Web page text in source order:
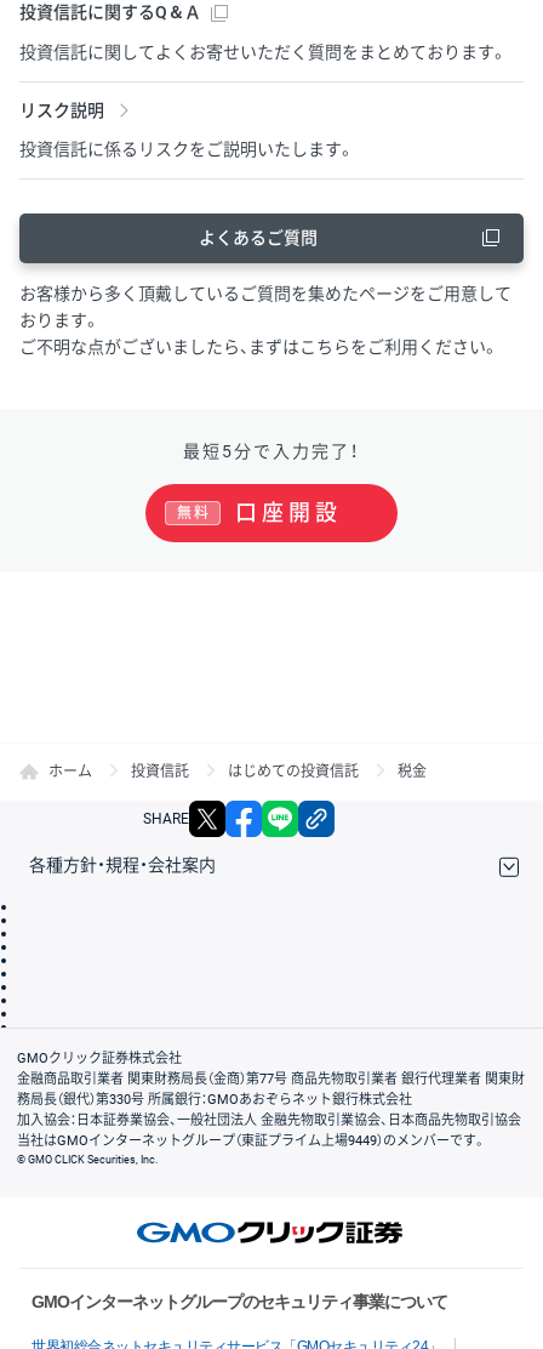
投資信託に関するQ＆Ａ
投資信託に関してよくお寄せいただく質問をまとめております。
リスク説明
投資信託に係るリスクをご説明いたします。
よくあるご質問
お客様から多く頂戴しているご質問を集めたページをご用意して
おります。
ご不明な点がございましたら、まずはこちらをご利用ください。
最短5分で入力完了！
口座開設
無料
ホーム 投資信託 はじめての投資信託 税金
SHARE X facebook
各種方針・規程・会社案内
会社案内
GMOクリック証券株式会社
金融商品取引業者 関東財務局長（金商）第77号 商品先物取引業者 銀行代理業者 関東財
務局長（銀代）第330号 所属銀行：GMOあおぞらネット銀行株式会社
加入協会：日本証券業協会、一般社団法人 金融先物取引業協会、日本商品先物取引協会
当社はGMOインターネットグループ（東証プライム上場9449）のメンバーです。
© GMO CLICK Securities, Inc.
GMOインターネットグループのセキュリティ事業について